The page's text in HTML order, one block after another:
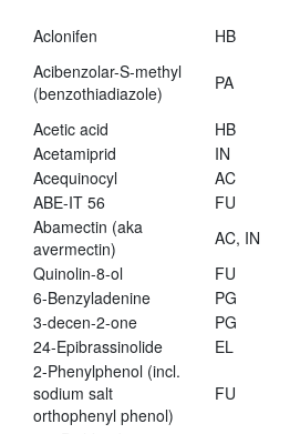
Aclonifen
HB
Acibenzolar-S-methyl
(benzothiadiazole)
PA
Acetic acid
HB
Acetamiprid
IN
Acequinocyl
AC
ABE-IT 56
FU
Abamectin (aka
avermectin)
AC, IN
Quinolin-8-ol
FU
6-Benzyladenine
PG
3-decen-2-one
PG
24-Epibrassinolide
EL
2-Phenylphenol (incl.
sodium salt
orthophenyl phenol)
FU